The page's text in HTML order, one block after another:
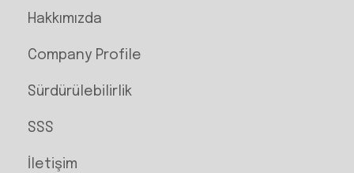
Hakkımızda
Company Profile
Sürdürülebilirlik
SSS
İletişim